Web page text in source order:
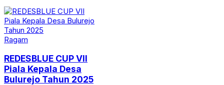
Ragam
REDESBLUE CUP VII
Piala Kepala Desa
Bulurejo Tahun 2025